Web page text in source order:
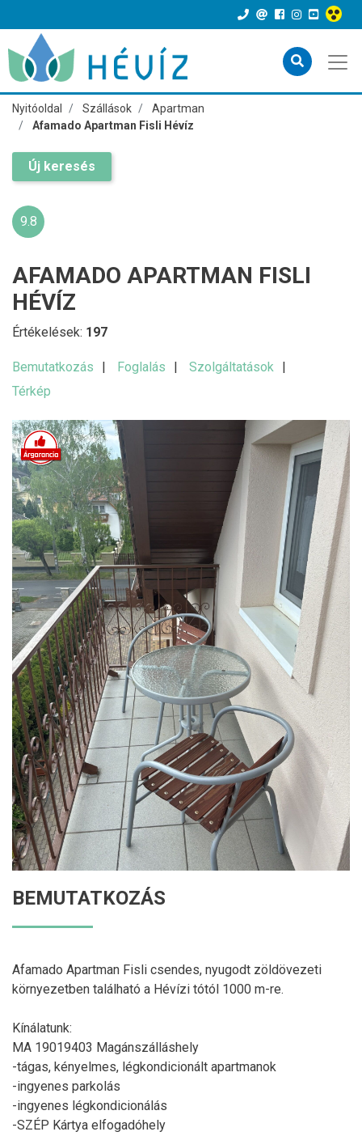
Nyitóoldal Szállások
Apartman
Afamado Apartman Fisli Hévíz
Új keresés
9.8
AFAMADO APARTMAN FISLI
HÉVÍZ
Értékelések: 197
Bemutatkozás Foglalás
Szolgáltatások
Térkép
BEMUTATKOZÁS
Afamado Apartman Fisli csendes, nyugodt zöldövezeti
környezetben található a Hévízi tótól 1000 m-re.
Kínálatunk:
MA 19019403 Magánszálláshely
-tágas, kényelmes, légkondicionált apartmanok
-ingyenes parkolás
-ingyenes légkondicionálás
-SZÉP Kártya elfogadóhely